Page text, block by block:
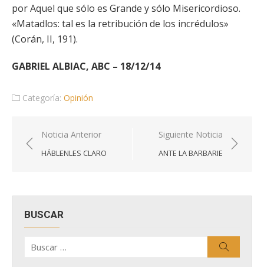
por Aquel que sólo es Grande y sólo Misericordioso.
«Matadlos: tal es la retribución de los incrédulos»
(Corán, II, 191).
GABRIEL ALBIAC, ABC – 18/12/14
Categoría: Opinión
Navegación
de
Noticia Anterior
HÁBLENLES CLARO
Siguiente Noticia
ANTE LA BARBARIE
BUSCAR
por: